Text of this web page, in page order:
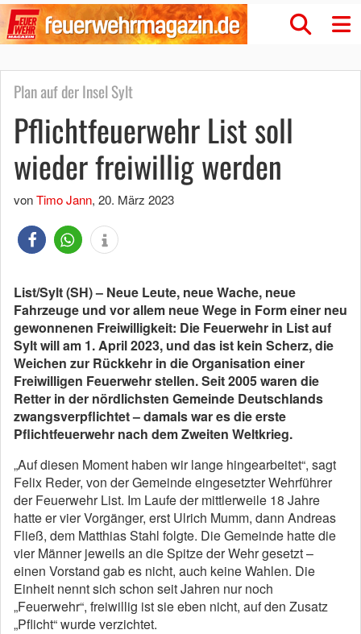
Plan auf der Insel Sylt
Pflichtfeuerwehr List soll
wieder freiwillig werden
vonTimo Jann, 20. März 2023
List/Sylt (SH) – Neue Leute, neue Wache, neue
Fahrzeuge und vor allem neue Wege in Form einer neu
gewonnenen Freiwilligkeit: Die Feuerwehr in List auf
Sylt will am 1. April 2023, und das ist kein Scherz, die
Weichen zur Rückkehr in die Organisation einer
Freiwilligen Feuerwehr stellen. Seit 2005 waren die
Retter in der nördlichsten Gemeinde Deutschlands
zwangsverpflichtet – damals war es die erste
Pflichtfeuerwehr nach dem Zweiten Weltkrieg.
„Auf diesen Moment haben wir lange hingearbeitet“, sagt
Felix Reder, von der Gemeinde eingesetzter Wehrführer
der Feuerwehr List. Im Laufe der mittlerweile 18 Jahre
hatte er vier Vorgänger, erst Ulrich Mumm, dann Andreas
Fließ, dem Matthias Stahl folgte. Die Gemeinde hatte die
vier Männer jeweils an die Spitze der Wehr gesetzt –
einen Vorstand gab es nicht, auch keine Wahlen. Die
Einheit nennt sich schon seit Jahren nur noch
„Feuerwehr“, freiwillig ist sie eben nicht, auf den Zusatz
„Pflicht“ wurde verzichtet.